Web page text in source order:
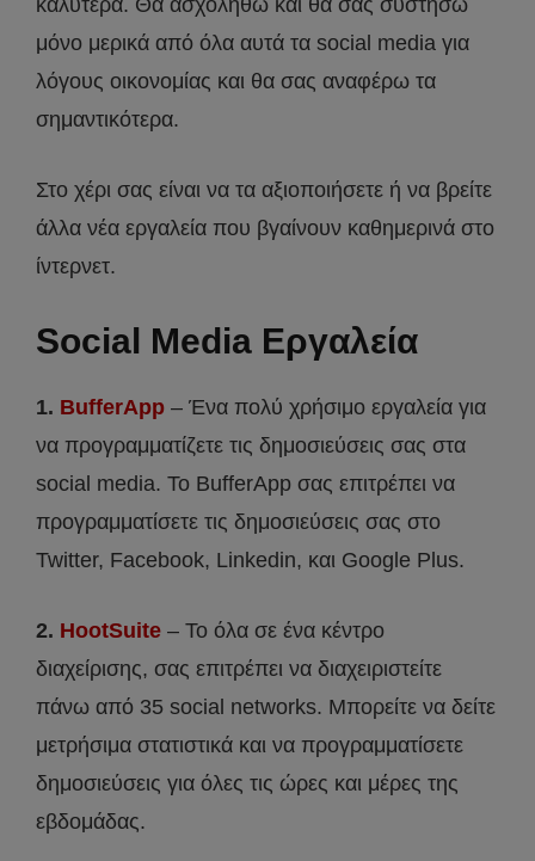
καλύτερα. Θα ασχοληθώ και θα σας συστήσω
μόνο μερικά από όλα αυτά τα social media για
λόγους οικονομίας και θα σας αναφέρω τα
σημαντικότερα.
Στο χέρι σας είναι να τα αξιοποιήσετε ή να βρείτε
άλλα νέα εργαλεία που βγαίνουν καθημερινά στο
ίντερνετ.
Social Media Εργαλεία
1. BufferApp – Ένα πολύ χρήσιμο εργαλεία για
να προγραμματίζετε τις δημοσιεύσεις σας στα
social media. Το BufferApp σας επιτρέπει να
προγραμματίσετε τις δημοσιεύσεις σας στο
Twitter, Facebook, Linkedin, και Google Plus.
2. HootSuite – Το όλα σε ένα κέντρο
διαχείρισης, σας επιτρέπει να διαχειριστείτε
πάνω από 35 social networks. Μπορείτε να δείτε
μετρήσιμα στατιστικά και να προγραμματίσετε
δημοσιεύσεις για όλες τις ώρες και μέρες της
εβδομάδας.